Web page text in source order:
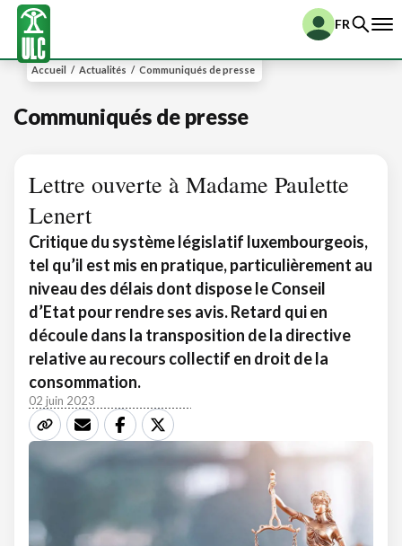
FR
Accueil / Actualités / Communiqués de presse
Communiqués de presse
Lettre ouverte à Madame Paulette
Lenert
Critique du système législatif luxembourgeois,
tel qu’il est mis en pratique, particulièrement au
niveau des délais dont dispose le Conseil
d’Etat pour rendre ses avis. Retard qui en
découle dans la transposition de la directive
relative au recours collectif en droit de la
consommation.
02 juin 2023